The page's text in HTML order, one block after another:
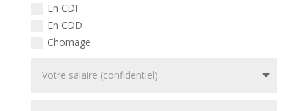
En CDI
En CDD
Chomage